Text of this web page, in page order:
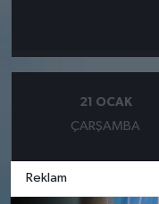
21 OCAK
ÇARŞAMBA
Reklam